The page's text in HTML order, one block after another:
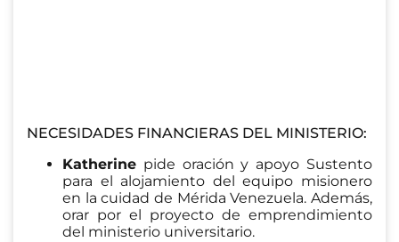
NECESIDADES FINANCIERAS DEL MINISTERIO:
Katherine pide oración y apoyo Sustento
para el alojamiento del equipo misionero
en la cuidad de Mérida Venezuela. Además,
orar por el proyecto de emprendimiento
del ministerio universitario.